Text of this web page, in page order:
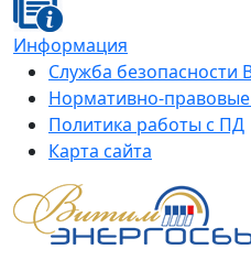
Информация
Служба безопасности
Нормативно-
Политика работы с ПД
Карта сайта